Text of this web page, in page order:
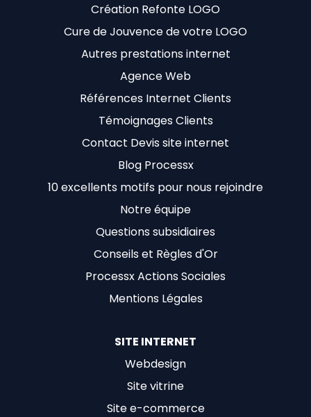
Création Refonte LOGO
Cure de Jouvence de votre LOGO
Autres prestations internet
Agence Web
Références Internet Clients
Témoignages Clients
Contact Devis site internet
Blog Processx
10 excellents motifs pour nous rejoindre
Notre équipe
Questions subsidiaires
Conseils et Règles d'Or
Processx Actions Sociales
Mentions Légales
SITE INTERNET
Webdesign
Site vitrine
Site e-commerce